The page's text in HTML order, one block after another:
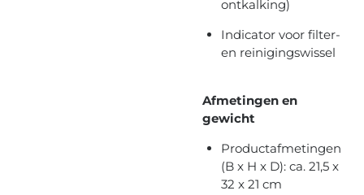
ontkalking)
Indicator voor filter-
en reinigingswissel
Afmetingen en
gewicht
Productafmetingen
(B x H x D): ca. 21,5 x
32 x 21 cm